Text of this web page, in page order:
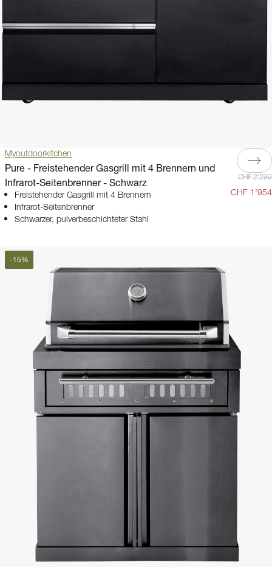
Myoutdoorkitchen
Pure - Freistehender Gasgrill mit 4 Brennern und
Infrarot-Seitenbrenner - Schwarz
Freistehender Gasgrill mit 4 Brennern
Infrarot-Seitenbrenner
Schwarzer, pulverbeschichteter Stahl
CHF 2'299
CHF 1'954
-15%